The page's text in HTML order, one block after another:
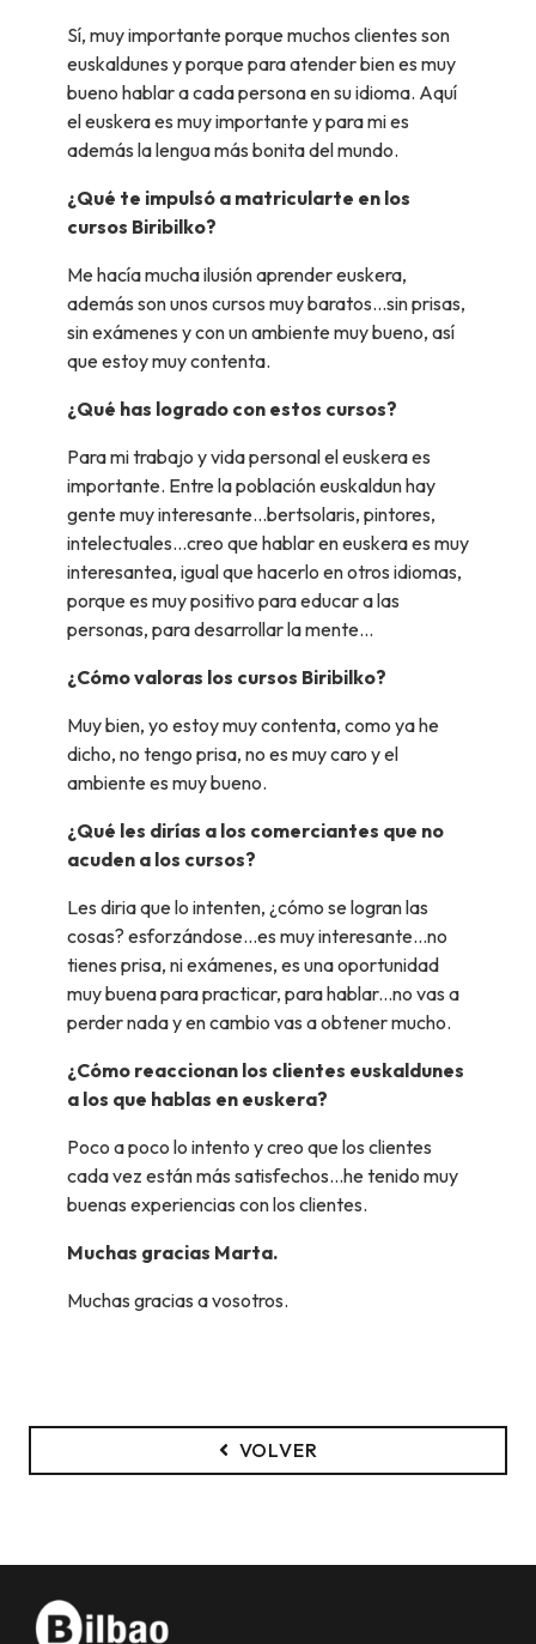
Sí, muy importante porque muchos clientes son
euskaldunes y porque para atender bien es muy
bueno hablar a cada persona en su idioma. Aquí
el euskera es muy importante y para mi es
además la lengua más bonita del mundo.
¿Qué te impulsó a matricularte en los
cursos Biribilko?
Me hacía mucha ilusión aprender euskera,
además son unos cursos muy baratos...sin prisas,
sin exámenes y con un ambiente muy bueno, así
que estoy muy contenta.
¿Qué has logrado con estos cursos?
Para mi trabajo y vida personal el euskera es
importante. Entre la población euskaldun hay
gente muy interesante...bertsolaris, pintores,
intelectuales...creo que hablar en euskera es muy
interesantea, igual que hacerlo en otros idiomas,
porque es muy positivo para educar a las
personas, para desarrollar la mente...
¿Cómo valoras los cursos Biribilko?
Muy bien, yo estoy muy contenta, como ya he
dicho, no tengo prisa, no es muy caro y el
ambiente es muy bueno.
¿Qué les dirías a los comerciantes que no
acuden a los cursos?
Les diria que lo intenten, ¿cómo se logran las
cosas? esforzándose...es muy interesante...no
tienes prisa, ni exámenes, es una oportunidad
muy buena para practicar, para hablar...no vas a
perder nada y en cambio vas a obtener mucho.
¿Cómo reaccionan los clientes euskaldunes
a los que hablas en euskera?
Poco a poco lo intento y creo que los clientes
cada vez están más satisfechos...he tenido muy
buenas experiencias con los clientes.
Muchas gracias Marta.
Muchas gracias a vosotros.
VOLVER